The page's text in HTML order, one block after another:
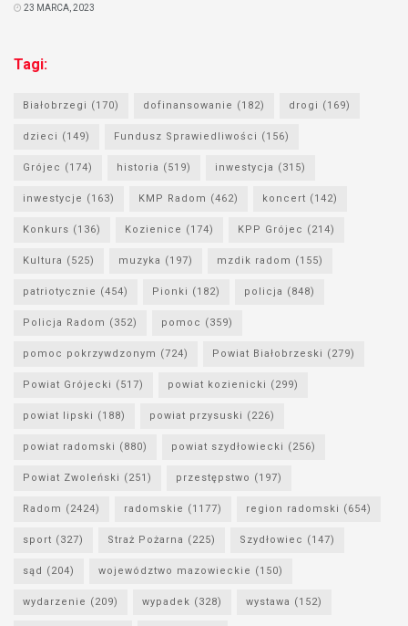
23 MARCA, 2023
Tagi:
Białobrzegi (170) dofinansowanie (182) drogi (169)
dzieci (149) Fundusz Sprawiedliwości (156)
Grójec (174) historia (519) inwestycja (315)
inwestycje (163) KMP Radom (462) koncert (142)
Konkurs (136) Kozienice (174) KPP Grójec (214)
Kultura (525) muzyka (197) mzdik radom (155)
patriotycznie (454) Pionki (182) policja (848)
Policja Radom (352) pomoc (359)
pomoc pokrzywdzonym (724) Powiat Białobrzeski (279)
Powiat Grójecki (517) powiat kozienicki (299)
powiat lipski (188) powiat przysuski (226)
powiat radomski (880) powiat szydłowiecki (256)
Powiat Zwoleński (251) przestępstwo (197)
Radom (2424) radomskie (1177) region radomski (654)
sport (327) Straż Pożarna (225) Szydłowiec (147)
sąd (204) województwo mazowieckie (150)
wydarzenie (209) wypadek (328) wystawa (152)